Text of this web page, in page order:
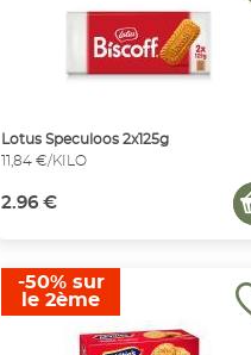
Lotus Speculoos 2x125g
11,84 €/KILO
2.96 €
-50% sur
le 2ème